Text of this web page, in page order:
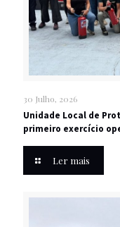
30 Julho, 2026
Unidade Local de
primeiro exercício
Ler mais